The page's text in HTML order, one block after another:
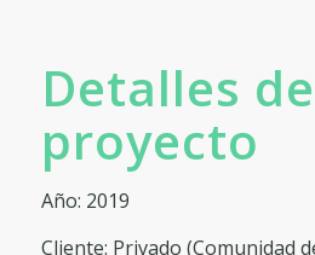
Detalles
proyecto
Año: 2019
Cliente: Privado (Comunidad